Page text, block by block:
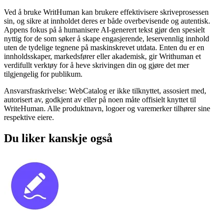
Ved å bruke WritHuman kan brukere effektivisere skriveprosessen
sin, og sikre at innholdet deres er både overbevisende og autentisk.
Appens fokus på å humanisere AI-generert tekst gjør den spesielt
nyttig for de som søker å skape engasjerende, leservennlig innhold
uten de tydelige tegnene på maskinskrevet utdata. Enten du er en
innholdsskaper, markedsfører eller akademisk, gir Writhuman et
verdifullt verktøy for å heve skrivingen din og gjøre det mer
tilgjengelig for publikum.
Ansvarsfraskrivelse: WebCatalog er ikke tilknyttet, assosiert med,
autorisert av, godkjent av eller på noen måte offisielt knyttet til
WriteHuman. Alle produktnavn, logoer og varemerker tilhører sine
respektive eiere.
Du liker kanskje også